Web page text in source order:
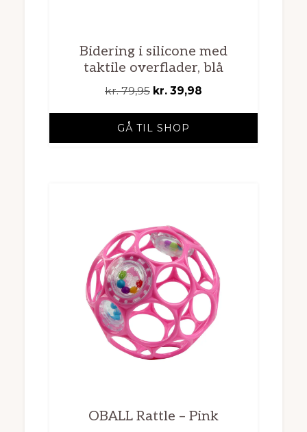
Bidering i silicone med
taktile overflader, blå
kr.79,95 Den
pris
kr. 39,98
GÅ TIL SHOP
OBALL Rattle – Pink